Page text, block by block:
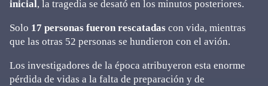
inicial, la tragedia se desató en los minutos posteriores.
Solo 17 personas fueron rescatadas con vida, mientras
que las otras 52 personas se hundieron con el avión.
Los investigadores de la época atribuyeron esta enorme
pérdida de vidas a la falta de preparación y de